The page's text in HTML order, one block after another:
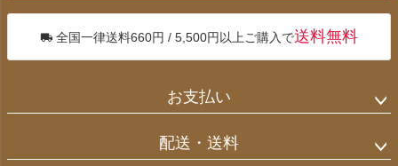
全国一律送料660円 / 5,500円以上ご購入で送料無料
お支払い
配送・送料